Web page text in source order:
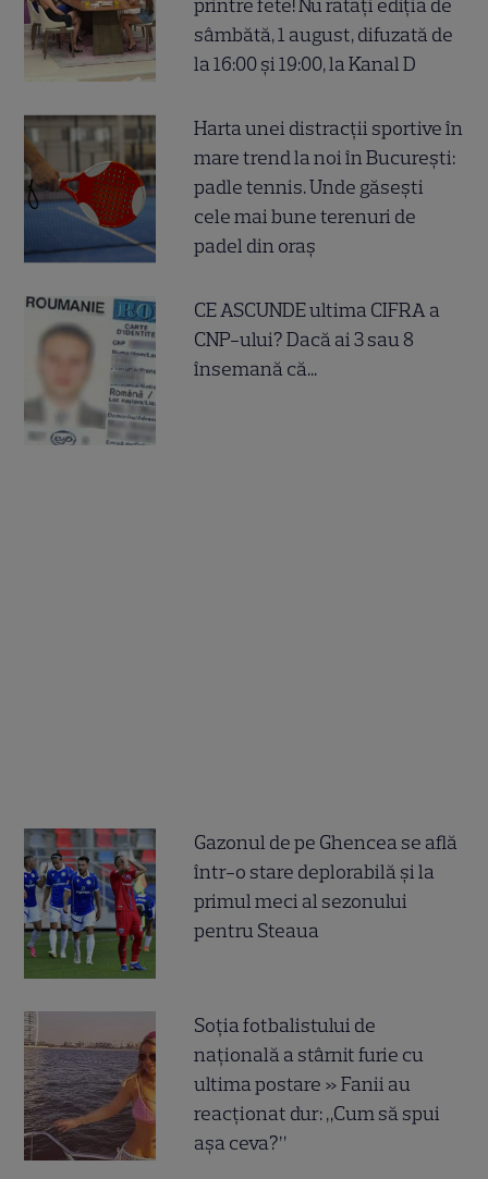
printre fete! Nu ratați ediția de
sâmbătă, 1 august, difuzată de
la 16:00 și 19:00, la Kanal D
Harta unei distracții sportive în
mare trend la noi în București:
padle tennis. Unde găsești
cele mai bune terenuri de
padel din oraș
CE ASCUNDE ultima CIFRA a
CNP-ului? Dacă ai 3 sau 8
însemană că...
Gazonul de pe Ghencea se află
într-o stare deplorabilă și la
primul meci al sezonului
pentru Steaua
Soția fotbalistului de
națională a stârnit furie cu
ultima postare » Fanii au
reacționat dur: „Cum să spui
așa ceva?”